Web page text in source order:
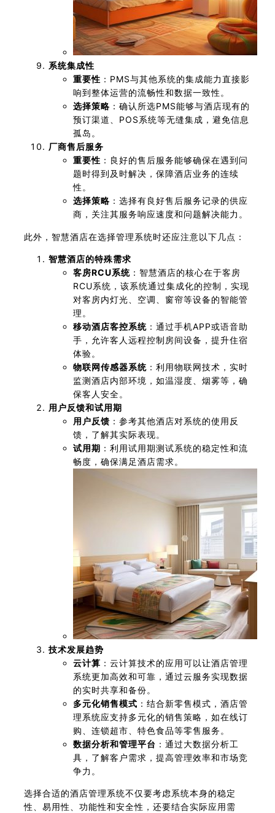
系统集成性
重要性 ：PMS与其他系统的集成能力直接影
响到整体运营的流畅性和数据一致性。
选择策略：确认所选PMS能够与酒店现有的
预订渠道、POS系统等无缝集成，避免信息
孤岛。
厂商售后服务
重要性 ：良好的售后服务能够确保在遇到问
题时得到及时解决，保障酒店业务的连续
性。
选择策略：选择有良好售后服务记录的供应
商，关注其服务响应速度和问题解决能力。
此外，智慧酒店在选择管理系统时还应注意以下几点：
智慧酒店的特殊需求
客房RCU系统：智慧酒店的核心在于客房
RCU系统，该系统通过集成化的控制，实现
对客房内灯光、空调、窗帘等设备的智能管
理。
移动酒店客控系统：通过手机APP或语音助
手，允许客人远程控制房间设备，提升住宿
体验。
物联网传感器系统：利用物联网技术，实时
监测酒店内部环境，如温湿度、烟雾等，确
保客人安全。
用户反馈和试用期
用户反馈：参考其他酒店对系统的使用反
馈，了解其实际表现。
试用期 ：利用试用期测试系统的稳定性和流
畅度，确保满足酒店需求。
技术发展趋势
云计算 ：云计算技术的应用可以让酒店管理
系统更加高效和可靠，通过云服务实现数据
的实时共享和备份。
多元化销售模式 ：结合新零售模式，酒店管
理系统应支持多元化的销售策略，如在线订
购、连锁超市、特色食品等零售服务。
数据分析和管理平台 ：通过大数据分析工
具，了解客户需求，提高管理效率和市场竞
争力。
选择合适的酒店管理系统不仅要考虑系统本身的稳定
性、易用性、功能性和安全性，还要结合实际应用需